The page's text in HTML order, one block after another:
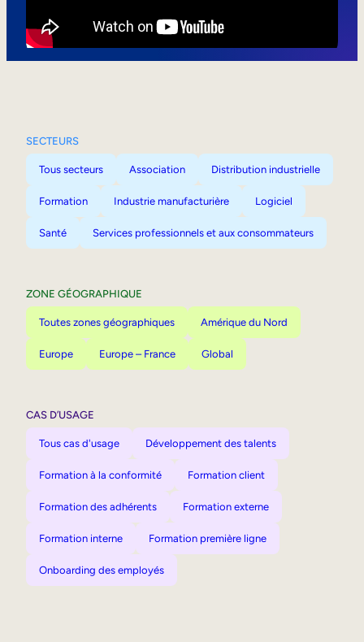
SECTEURS
Tous secteurs Association Distribution industrielle
Formation Industrie manufacturière Logiciel
Santé Services professionnels et aux consommateurs
ZONE GÉOGRAPHIQUE
Toutes zones géographiques Amérique du Nord
Europe Europe – France Global
CAS D’USAGE
Tous cas d'usage Développement des talents
Formation à la conformité Formation client
Formation des adhérents Formation externe
Formation interne Formation première ligne
Onboarding des employés